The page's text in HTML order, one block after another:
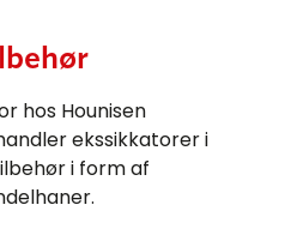
hos Hounisen
ekssikkatorer i
i form af